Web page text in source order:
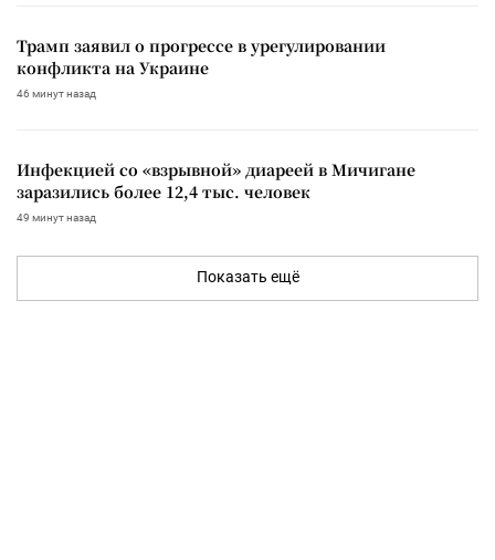
Трамп заявил о прогрессе в урегулировании
конфликта на Украине
46 минут назад
Инфекцией со «взрывной» диареей в Мичигане
заразились более 12,4 тыс. человек
49 минут назад
Показать ещё